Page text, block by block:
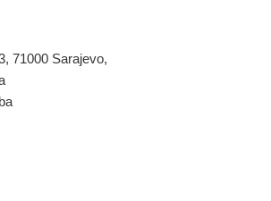
71000 Sarajevo,